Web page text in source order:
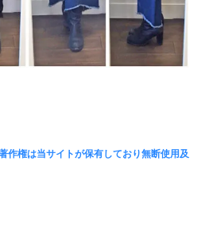
作権は当サイトが保有しており無断使用及